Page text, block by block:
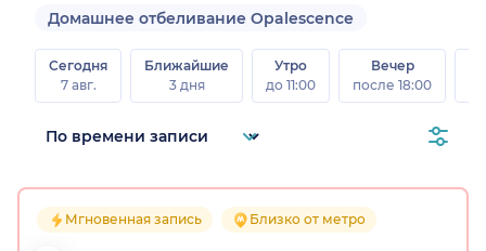
Домашнее отбеливание Opalescence
Сегодня
7 авг.
Ближайшие
3 дня
Утро
до 11:00
Вечер
после 18:00
Мгновенная запись Близко от метро